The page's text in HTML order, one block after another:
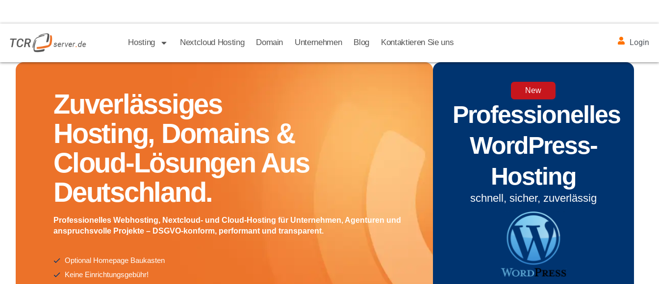
Hosting Nextcloud Hosting Domain Unternehmen Blog Kontaktieren Sie uns Login
Zuverlässiges
Hosting, Domains &
Cloud-Lösungen Aus
Deutschland.
Professionelles Webhosting, Nextcloud- und Cloud-Hosting für Unternehmen, Agenturen und
anspruchsvolle Projekte – DSGVO-konform, performant und transparent.
Optional Homepage Baukasten
Keine Einrichtungsgebühr!
New
Professionelles
WordPress-
Hosting
schnell, sicher, zuverlässig